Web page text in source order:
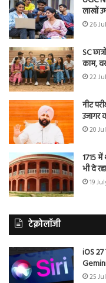
लाखों
26
SC
काम,
22
नीट
उजागर
20
1715
भी दे
19
टेक्नोलॉजी
iOS
25